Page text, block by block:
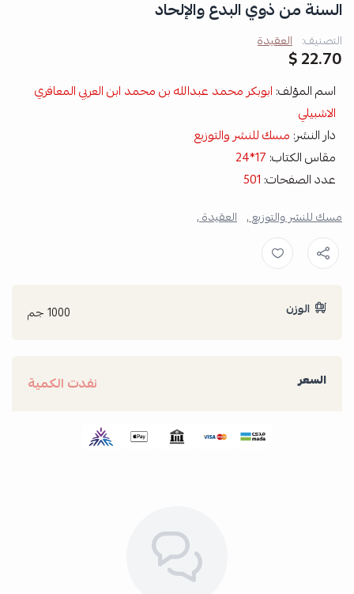
السنة من ذوي البدع والإلحاد
التصنيف: العقيدة
22.70 $
اسم المؤلف: ابوبكر محمد عبدالله بن محمد ابن العربي المعافري
الاشبيلي
دار النشر: مسك للنشر والتوزبع
مقاس الكتاب: 17*24
عدد الصفحات: 501
مسك للنشر والتوزبع , العقيدة ,
الوزن 1000 جم
السعر نفدت الكمية